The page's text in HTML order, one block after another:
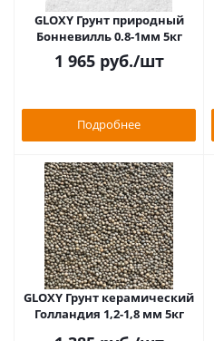
GLOXY Грунт природный
Бонневилль 0.8-1мм 5кг
1 965руб./шт
Подробнее
GLOXY Грунт керамический
Голландия 1,2-1,8 мм 5кг